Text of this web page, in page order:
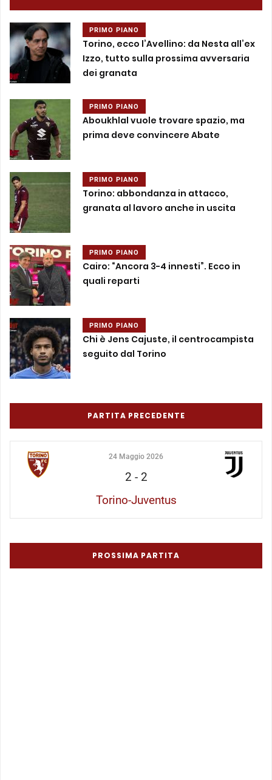
PRIMO PIANO
Torino, ecco l’Avellino: da Nesta all’ex
Izzo, tutto sulla prossima avversaria
dei granata
PRIMO PIANO
Aboukhlal vuole trovare spazio, ma
prima deve convincere Abate
PRIMO PIANO
Torino: abbondanza in attacco,
granata al lavoro anche in uscita
PRIMO PIANO
Cairo: “Ancora 3-4 innesti”. Ecco in
quali reparti
PRIMO PIANO
Chi è Jens Cajuste, il centrocampista
seguito dal Torino
PARTITA PRECEDENTE
24 Maggio 2026
2 - 2
Torino-Juventus
PROSSIMA PARTITA